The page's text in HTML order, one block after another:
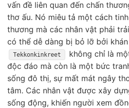
vấn đề liên quan đến chấn
thơ ấu. Nó miêu tả một cách
thương mà các nhân vật phải
có thể dễ dàng bị bỏ lỡ bởi
Tekkonkinkreet
không chỉ là
độc đáo mà còn là một bức
sống đô thị, sự mất mát ngây
tâm. Các nhân vật được xây
sống động, khiến người xem